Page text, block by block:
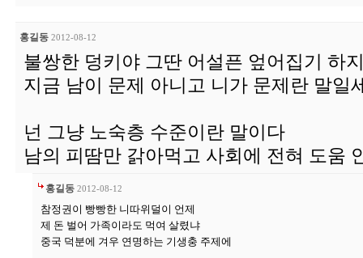
홍길동 2012-08-12
불쌍한 덩키야 그딴 어설픈 엎어집기 하
지금 남이 문제 아니고 니가 문제란 말일
넌 그냥 노숙층 수준이란 말이다
남의 피땀만 갉아먹고 사회에 전혀 도움
홍길동 2012-08-12
참정권이 빵빵한 니따위덜이 언제
제 돈 벌어 가족이라도 먹여 살렸냐
중국 덕분에 겨우 연명하는 기생충 주제에